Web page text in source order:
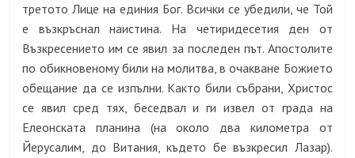
третото Лице на единия Бог. Всички се убедили, че Той
е възкръснал наистина. На четиридесетия ден от
Възкресението им се явил за последен път. Апостолите
по обикновеному били на молитва, в очакване Божието
обещание да се изпълни. Както били събрани, Христос
се явил сред тях, беседвал и ги извел от града на
Елеонската планина (на около два километра от
Йерусалим, до Витания, където бе възкресил Лазар).